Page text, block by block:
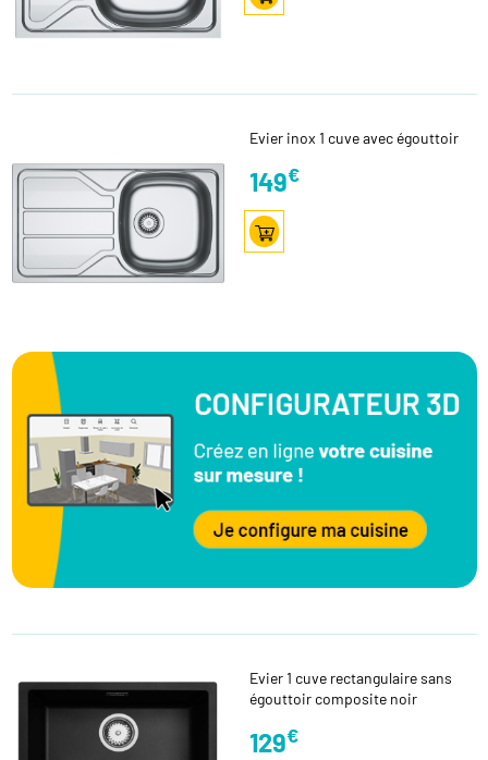
Evier inox 1 cuve avec égouttoir
149€
Evier 1 cuve rectangulaire sans
égouttoir composite noir
129€